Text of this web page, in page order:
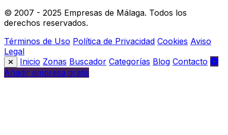
© 2007 - 2025 Empresas de Málaga. Todos los
derechos reservados.
Términos de Uso Política de Privacidad Cookies Aviso
Legal
Inicio Zonas Buscador Categorías Blog Contacto
Añadir empresa gratis